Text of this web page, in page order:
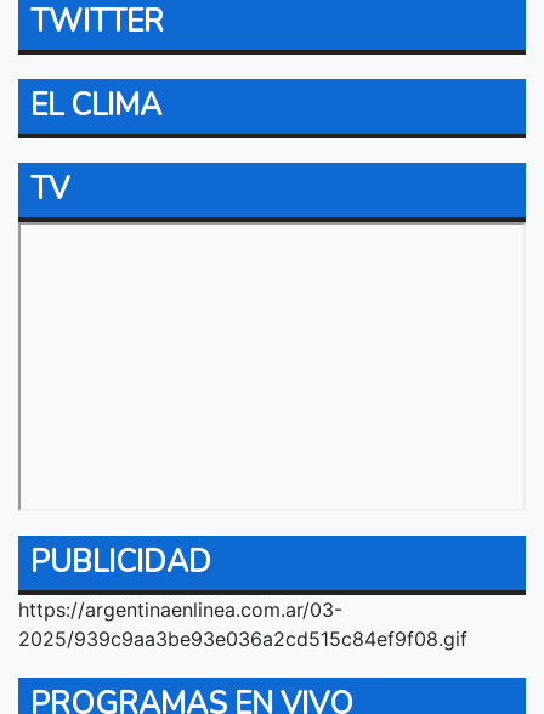
TWITTER
EL CLIMA
TV
PUBLICIDAD
https://argentinaenlinea.com.ar/03-
2025/939c9aa3be93e036a2cd515c84ef9f08.gif
PROGRAMAS EN VIVO